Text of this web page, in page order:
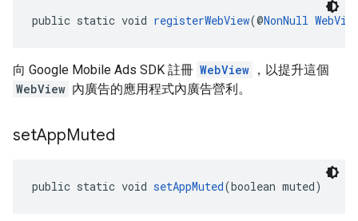
public static void registerWebView(@NonNull
向 Google Mobile Ads SDK 註冊 WebView ，以提升這個
WebView 內廣告的應用程式內廣告營利。
setAppMuted
public static void setAppMuted(boolean muted)